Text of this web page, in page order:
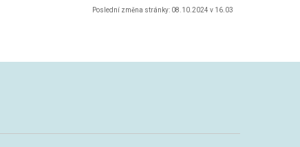
Poslední změna stránky: 08.10.2024 v 16.03